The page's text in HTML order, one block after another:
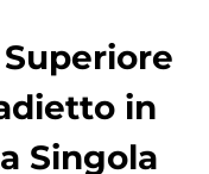
in
Singola